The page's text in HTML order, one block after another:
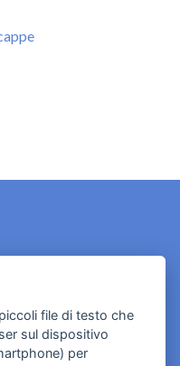
file di testo che
sul dispositivo
per